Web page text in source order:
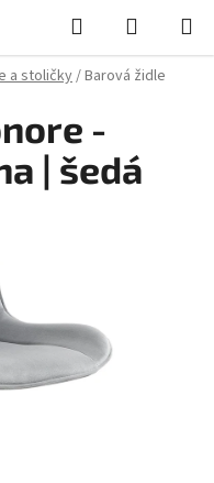
Hledat
KOŠÍK
a stoličky/Barová židle
-
| šedá